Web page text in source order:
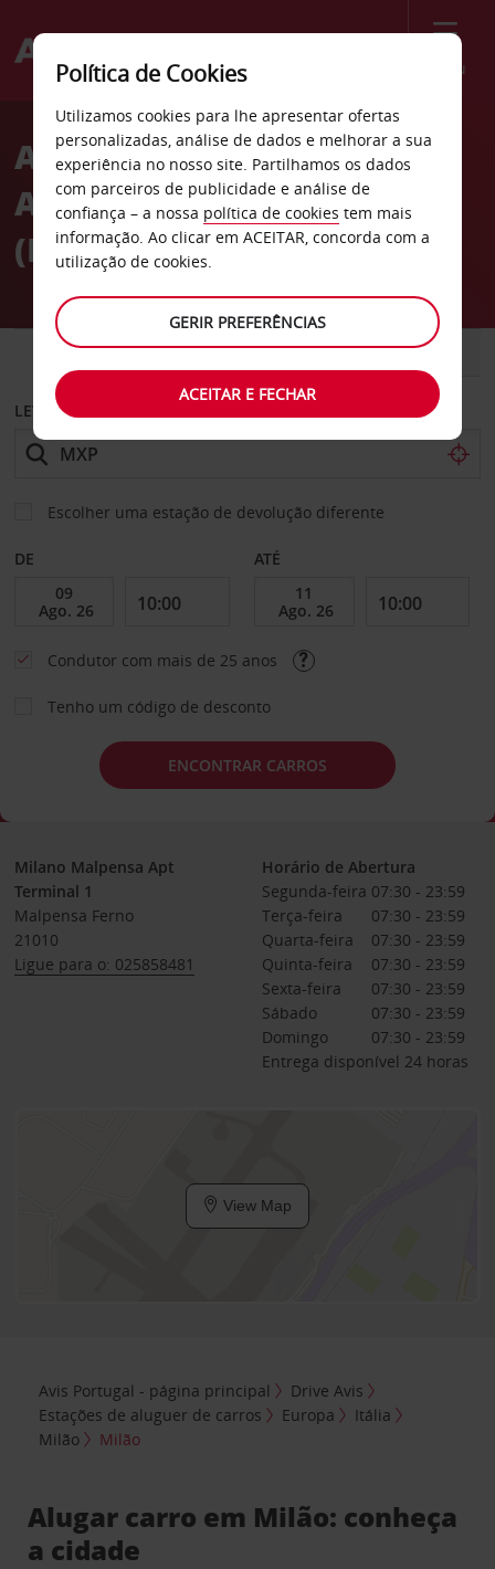
Menu
Welcome
AvisAluguer de carro no
Aeroporto de Milão
(Malpensa) com a Avis
CARRO COMERCIAIS
LEVANTAR EM
Escolher uma estação de devolução diferente
DE ATÉ
Condutor com mais de 25 anos
Tenho um código de desconto
ENCONTRAR CARROS
Milano Malpensa Apt
Terminal 1
Malpensa Ferno
21010
Ligue para o: 025858481
Horário de Abertura
Segunda-feira 07:30 - 23:59
Terça-feira
07:30 - 23:59
Quarta-feira
07:30 - 23:59
Quinta-feira
07:30 - 23:59
Sexta-feira
07:30 - 23:59
Sábado
07:30 - 23:59
Domingo
07:30 - 23:59
Entrega disponível 24 horas
View Map
Avis Portugal - página principal
Drive Avis
Estações de aluguer de carros
Europa
Itália
Milão
Milão
Alugar carro em Milão: conheça
a cidade
Política de Cookies
Utilizamos cookies para lhe apresentar ofertas
personalizadas, análise de dados e melhorar a sua
experiência no nosso site. Partilhamos os dados
com parceiros de publicidade e análise de
confiança – a nossa política de cookies tem mais
informação. Ao clicar em ACEITAR, concorda com a
utilização de cookies.
GERIR PREFERÊNCIAS
ACEITAR E FECHAR